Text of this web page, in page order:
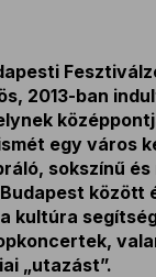
2013-ban
egy város
sokszínű
között
kultúra
„utazást”.